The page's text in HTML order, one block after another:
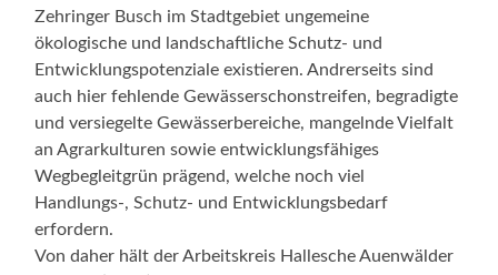
Zehringer Busch im Stadtgebiet ungemeine
ökologische und landschaftliche Schutz- und
Entwicklungspotenziale existieren. Andrerseits sind
auch hier fehlende Gewässerschonstreifen, begradigte
und versiegelte Gewässerbereiche, mangelnde Vielfalt
an Agrarkulturen sowie entwicklungsfähiges
Wegbegleitgrün prägend, welche noch viel
Handlungs-, Schutz- und Entwicklungsbedarf
erfordern.
Von daher hält der Arbeitskreis Hallesche Auenwälder